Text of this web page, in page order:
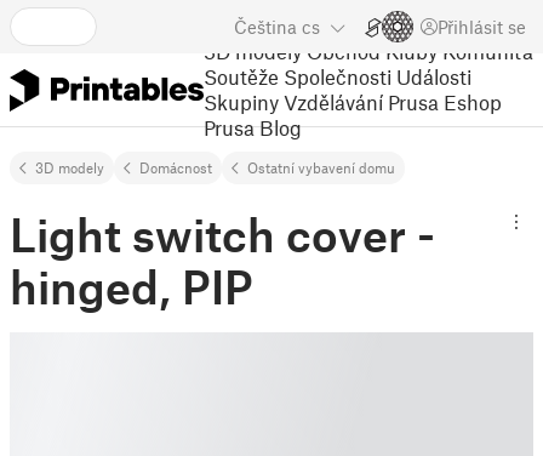
Čeština cs Přihlásit se
3D modely Obchod Kluby Komunita
Soutěže Společnosti Události
Skupiny Vzdělávání Prusa Eshop
Prusa Blog
3D modely Domácnost Ostatní vybavení domu
Light switch cover -
hinged, PIP